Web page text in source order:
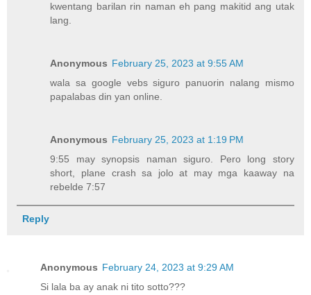
kwentang barilan rin naman eh pang makitid ang utak
lang.
Anonymous February 25, 2023 at 9:55 AM
wala sa google vebs siguro panuorin nalang mismo
papalabas din yan online.
Anonymous February 25, 2023 at 1:19 PM
9:55 may synopsis naman siguro. Pero long story
short, plane crash sa jolo at may mga kaaway na
rebelde 7:57
Reply
Anonymous February 24, 2023 at 9:29 AM
Si lala ba ay anak ni tito sotto???